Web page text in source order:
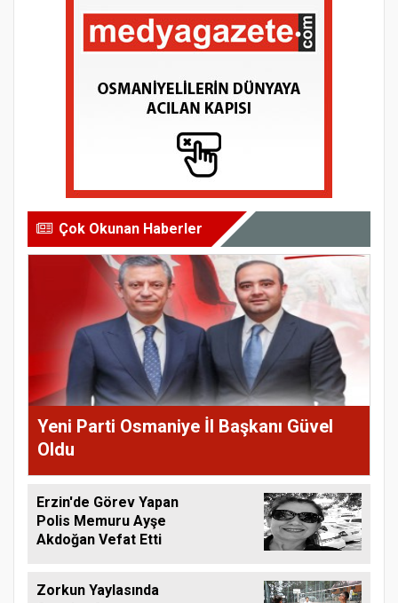
Çok Okunan Haberler
Yeni Parti Osmaniye İl Başkanı Güvel
Oldu
Erzin'de Görev Yapan
Polis Memuru Ayşe
Akdoğan Vefat Etti
Zorkun Yaylasında